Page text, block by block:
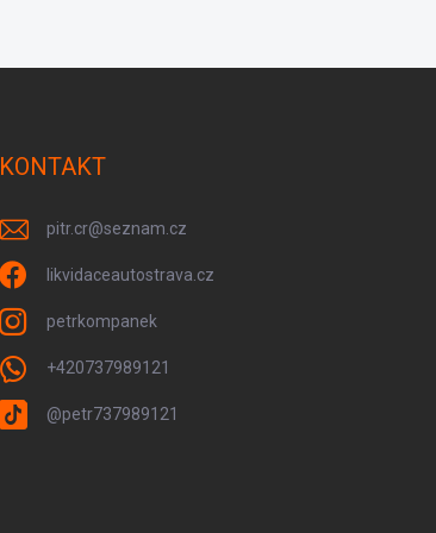
KONTAKT
pitr.cr@seznam.cz
likvidaceautostrava.cz
petrkompanek
+420737989121
@petr737989121